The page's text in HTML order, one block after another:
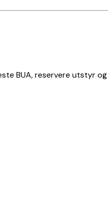
BUA, reservere utstyr og